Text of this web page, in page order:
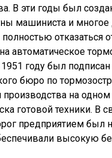
В эти годы был
машиниста и
отказаться
автоматическое
году был
бюро по
на одном
готовой техники. В
предприятием был
высокую